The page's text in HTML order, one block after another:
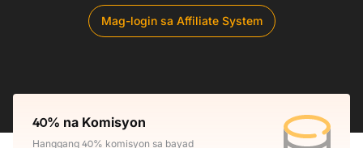
Mag-login sa Affiliate System
40% na Komisyon
Hanggang 40% komisyon sa bayad